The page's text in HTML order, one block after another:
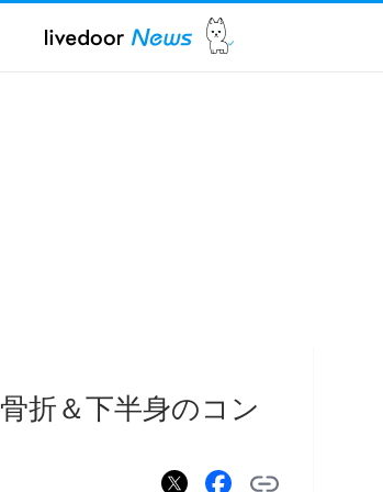
折＆下半身のコン